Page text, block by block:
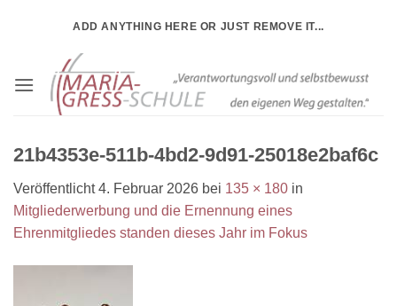
ADD ANYTHING HERE OR JUST REMOVE IT...
21b4353e-511b-4bd2-9d91-25018e2baf6c
Veröffentlicht4. Februar 2026 bei 135 × 180 in
Mitgliederwerbung und die Ernennung eines
Ehrenmitgliedes standen dieses Jahr im Fokus